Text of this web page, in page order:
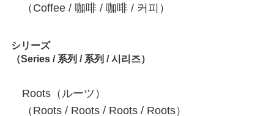
（Coffee / 咖啡 / 咖啡 / 커피）
シリーズ
（Series / 系列 / 系列 / 시리즈）
Roots（ルーツ）
（Roots / Roots / Roots / Roots）